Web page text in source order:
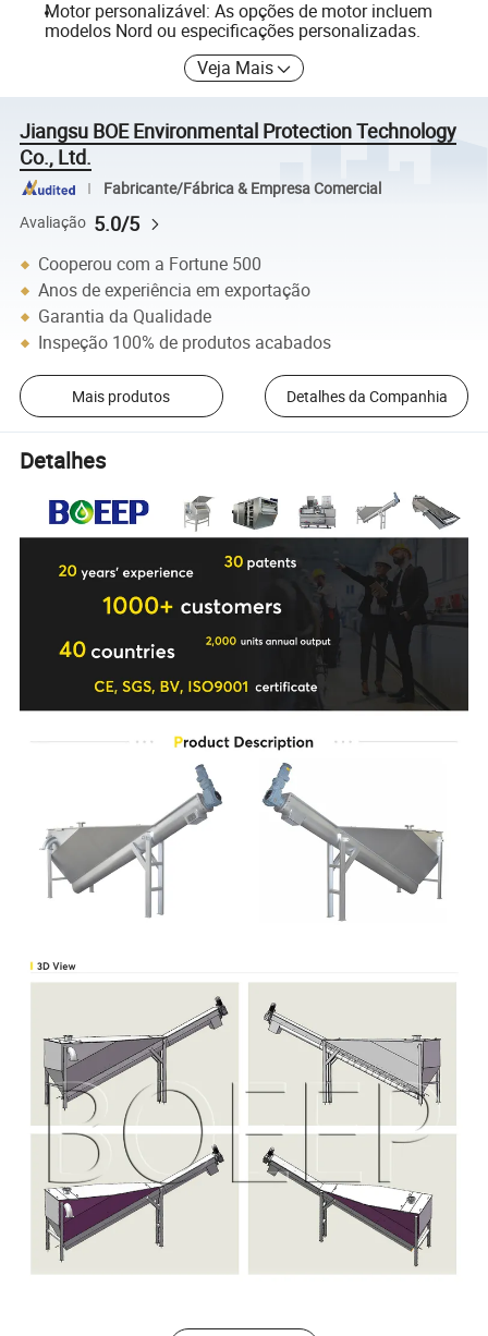
Motor personalizável: As opções de motor incluem
modelos Nord ou especificações personalizadas.
Veja Mais
Jiangsu BOE Environmental Protection Technology
Co., Ltd.
Fabricante/Fábrica & Empresa Comercial
Avaliação 5.0/5
Cooperou com a Fortune 500
Anos de experiência em exportação
Garantia da Qualidade
Inspeção 100% de produtos acabados
Mais produtos Detalhes da Companhia
Detalhes